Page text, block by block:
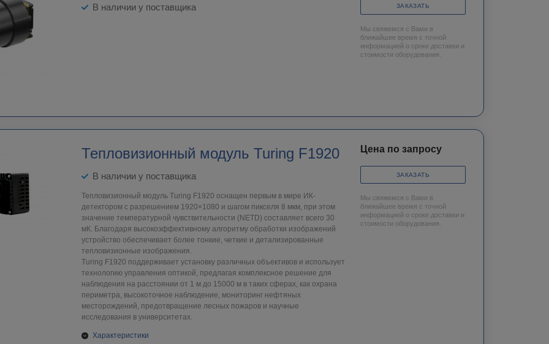
В наличии у поставщика ЗАКАЗАТЬ
Мы свяжемся с Вами в
ближайшее время с точной
информацией о сроке доставки и
стоимости оборудования.
Тепловизионный модуль Turing F1920
В наличии у поставщика
Тепловизионный модуль Turing F1920 оснащен первым в мире ИК-
детектором с разрешением 1920×1080 и шагом пикселя 8 мкм, при этом
значение температурной чувствительности (NETD) составляет всего 30
мК. Благодаря высокоэффективному алгоритму обработки изображений
устройство обеспечивает более тонкие, четкие и детализированные
тепловизионные изображения.
Turing F1920 поддерживает установку различных объективов и использует
технологию управления оптикой, предлагая комплексное решение для
наблюдения на расстоянии от 1 м до 15000 м в таких сферах, как охрана
периметра, высокоточное наблюдение, мониторинг нефтяных
месторождений, предотвращение лесных пожаров и научные
исследования в университетах.
Характеристики
Цена по запросу
ЗАКАЗАТЬ
Мы свяжемся с Вами в
ближайшее время с точной
информацией о сроке доставки и
стоимости оборудования.